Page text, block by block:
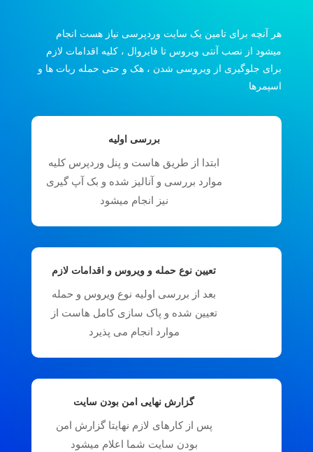
هر آنچه برای تامین یک سایت وردپرسی نیاز هست انجام
میشود از نصب آنتی ویروس تا فایروال ، کلیه اقدامات لازم
برای جلوگیری از ویروسی شدن ، هک و حتی حمله ربات ها و
اسپمرها
بررسی اولیه
ابتدا از طریق هاست و پنل وردپرس کلیه
موارد بررسی و آنالیز شده و بک آپ گیری
نیز انجام میشود
تعیین نوع حمله و ویروس و اقدامات لازم
بعد از بررسی اولیه نوع ویروس و حمله
تعیین شده و پاک سازی کامل هاست از
موارد انجام می پذیرد
گزارش نهایی امن بودن سایت
پس از کارهای لازم نهایتا گزارش امن
بودن سایت شما اعلام میشود